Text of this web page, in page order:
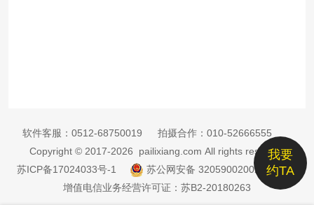
我要
约TA
软件客服： 0512-68750019 拍摄合作： 010-52666555
Copyright © 2017-2026 pailixiang.com All rights reserved
苏ICP备17024033号-1
苏公网安备 32059002002885号
增值电信业务经营许可证：苏B2-20180263